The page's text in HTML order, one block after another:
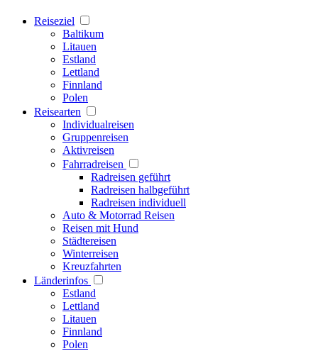
Reiseziel
Baltikum
Litauen
Estland
Lettland
Finnland
Polen
Reisearten
Individualreisen
Gruppenreisen
Aktivreisen
Fahrradreisen
Radreisen geführt
Radreisen halbgeführt
Radreisen individuell
Auto & Motorrad Reisen
Reisen mit Hund
Städtereisen
Winterreisen
Kreuzfahrten
Länderinfos
Estland
Lettland
Litauen
Finnland
Polen